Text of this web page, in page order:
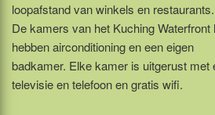
loopafstand van winkels en restaurants.
De kamers van het Kuching Waterfront
hebben airconditioning en een eigen
badkamer. Elke kamer is uitgerust met
televisie en telefoon en gratis wifi.